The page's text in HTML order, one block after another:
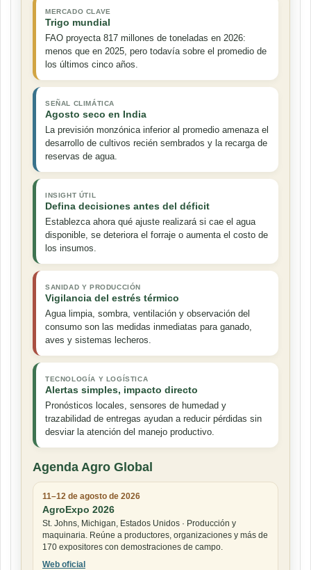
MERCADO CLAVE
Trigo mundial
FAO proyecta 817 millones de toneladas en 2026:
menos que en 2025, pero todavía sobre el promedio de
los últimos cinco años.
SEÑAL CLIMÁTICA
Agosto seco en India
La previsión monzónica inferior al promedio amenaza el
desarrollo de cultivos recién sembrados y la recarga de
reservas de agua.
INSIGHT ÚTIL
Defina decisiones antes del déficit
Establezca ahora qué ajuste realizará si cae el agua
disponible, se deteriora el forraje o aumenta el costo de
los insumos.
SANIDAD Y PRODUCCIÓN
Vigilancia del estrés térmico
Agua limpia, sombra, ventilación y observación del
consumo son las medidas inmediatas para ganado,
aves y sistemas lecheros.
TECNOLOGÍA Y LOGÍSTICA
Alertas simples, impacto directo
Pronósticos locales, sensores de humedad y
trazabilidad de entregas ayudan a reducir pérdidas sin
desviar la atención del manejo productivo.
Agenda Agro Global
11–12 de agosto de 2026
AgroExpo 2026
St. Johns, Michigan, Estados Unidos · Producción y
maquinaria. Reúne a productores, organizaciones y más de
170 expositores con demostraciones de campo.
Web oficial